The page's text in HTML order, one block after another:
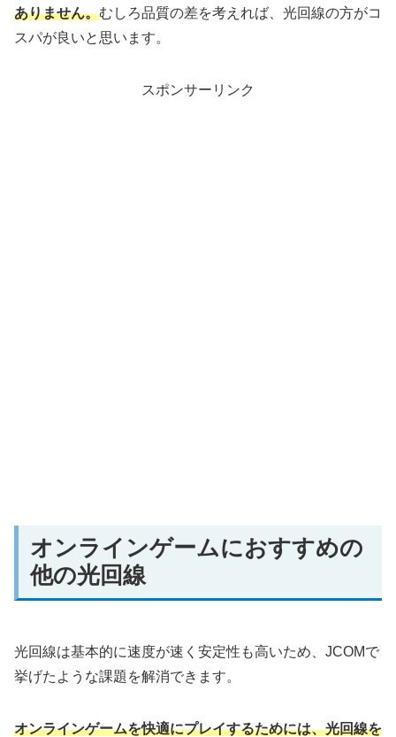
ありません。むしろ品質の差を考えれば、光回線の方がコ
スパが良いと思います。
スポンサーリンク
オンラインゲームにおすすめの
他の光回線
光回線は基本的に速度が速く安定性も高いため、JCOMで
挙げたような課題を解消できます。
オンラインゲームを快適にプレイするためには、光回線を